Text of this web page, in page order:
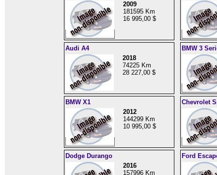
2009
181595 Km
16 995,00 $
Audi A4
2018
74225 Km
28 227,00 $
BMW 3
BMW X1
2012
144299 Km
10 995,00 $
Chevrolet
Dodge Durango
2016
157996 Km
Ford